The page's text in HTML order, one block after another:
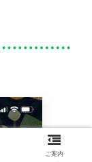
ご案内